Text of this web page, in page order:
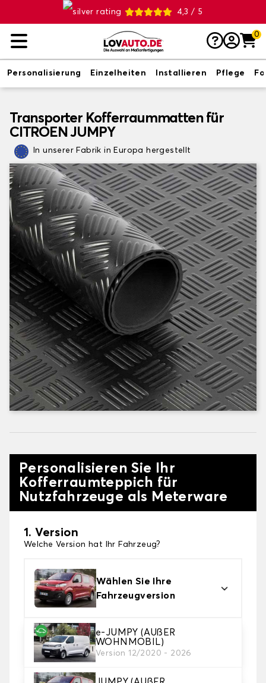
4,3 / 5
0
Personalisierung Einzelheiten Installieren Pflege
Transporter Kofferraummatten für
CITROEN JUMPY
In unserer Fabrik in Europa hergestellt
Personalisieren Sie Ihr
Kofferraumteppich für
Nutzfahrzeuge als Meterware
1. Version
Welche Version hat Ihr Fahrzeug?
Wählen Sie Ihre
Fahrzeugversion
e-JUMPY (AUßER
WOHNMOBIL)
Version 12/2020 - 2026
2. Teppichfarbe
Wählen Sie die Farbe Ihres Teppichs des
Kofferraums.